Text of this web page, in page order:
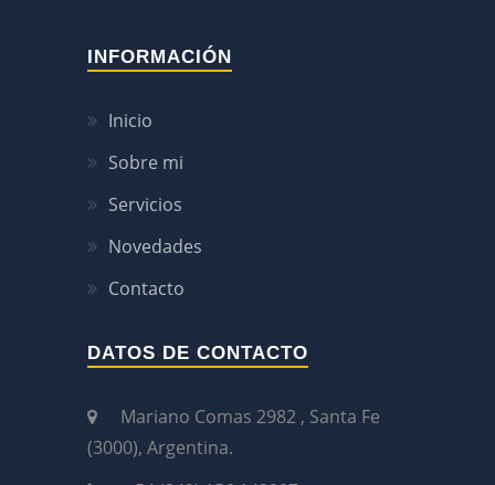
INFORMACIÓN
Inicio
Sobre mi
Servicios
Novedades
Contacto
DATOS DE CONTACTO
Mariano Comas 2982 , Santa Fe
(3000), Argentina.